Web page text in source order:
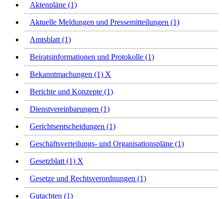
Aktenpläne (1)
Aktuelle Meldungen und Pressemitteilungen (1)
Amtsblatt (1)
Beiratsinformationen und Protokolle (1)
Bekanntmachungen (1) X
Berichte und Konzepte (1)
Dienstvereinbarungen (1)
Gerichtsentscheidungen (1)
Geschäftsverteilungs- und Organisationspläne (1)
Gesetzblatt (1) X
Gesetze und Rechtsverordnungen (1)
Gutachten (1)